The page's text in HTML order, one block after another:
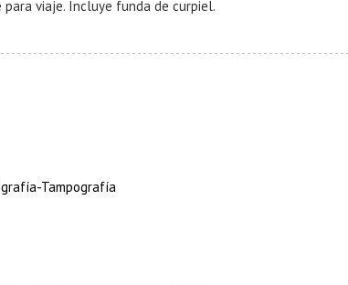
viaje. Incluye funda de curpiel.
Tampografía